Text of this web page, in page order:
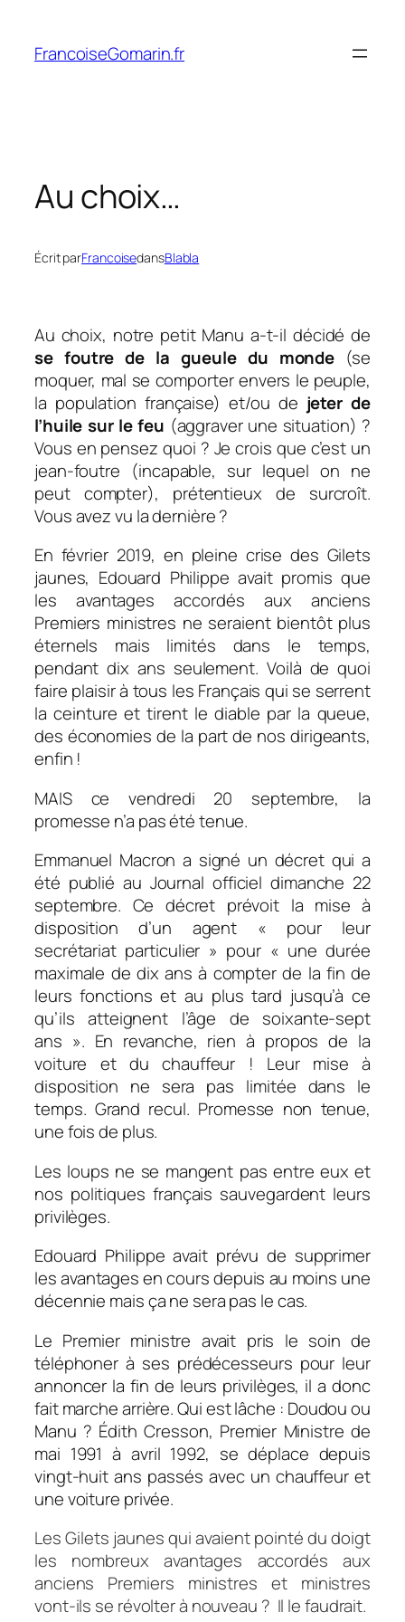
contenu
FrancoiseGomarin.fr
Au choix…
Écrit parFrancoisedansBlabla
Au choix, notre petit Manu a-t-il décidé de
se foutre de la gueule du monde (se
moquer, mal se comporter envers le peuple,
la population française) et/ou de jeter de
l’huile sur le feu (aggraver une situation) ?
Vous en pensez quoi ? Je crois que c’est un
jean-foutre (incapable, sur lequel on ne
peut compter), prétentieux de surcroît.
Vous avez vu la dernière ?
En février 2019, en pleine crise des Gilets
jaunes, Edouard Philippe avait promis que
les avantages accordés aux anciens
Premiers ministres ne seraient bientôt plus
éternels mais limités dans le temps,
pendant dix ans seulement. Voilà de quoi
faire plaisir à tous les Français qui se serrent
la ceinture et tirent le diable par la queue,
des économies de la part de nos dirigeants,
enfin !
MAIS ce vendredi 20 septembre, la
promesse n’a pas été tenue.
Emmanuel Macron a signé un décret qui a
été publié au Journal officiel dimanche 22
septembre. Ce décret prévoit la mise à
disposition d’un agent « pour leur
secrétariat particulier » pour « une durée
maximale de dix ans à compter de la fin de
leurs fonctions et au plus tard jusqu’à ce
qu’ils atteignent l’âge de soixante-sept
ans ». En revanche, rien à propos de la
voiture et du chauffeur ! Leur mise à
disposition ne sera pas limitée dans le
temps. Grand recul. Promesse non tenue,
une fois de plus.
Les loups ne se mangent pas entre eux et
nos politiques français sauvegardent leurs
privilèges.
Edouard Philippe avait prévu de supprimer
les avantages en cours depuis au moins une
décennie mais ça ne sera pas le cas.
Le Premier ministre avait pris le soin de
téléphoner à ses prédécesseurs pour leur
annoncer la fin de leurs privilèges, il a donc
fait marche arrière. Qui est lâche : Doudou ou
Manu ? Édith Cresson, Premier Ministre de
mai 1991 à avril 1992, se déplace depuis
vingt-huit ans passés avec un chauffeur et
une voiture privée.
Les Gilets jaunes qui avaient pointé du doigt
les nombreux avantages accordés aux
anciens Premiers ministres et ministres
vont-ils se révolter à nouveau ? Il le faudrait.